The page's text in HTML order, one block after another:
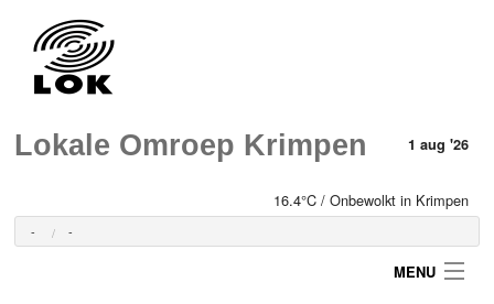
Lokale Omroep Krimpen 1 aug '26
16.4°C / Onbewolkt in Krimpen
- -
MENU